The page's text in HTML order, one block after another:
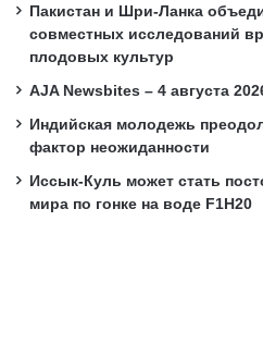
Пакистан и Шри-Ланка
совместных исследований
плодовых культур
AJA Newsbites – 4 августа
Индийская молодежь
фактор неожиданности
Иссык-Куль может стать
мира по гонке на воде F1H20